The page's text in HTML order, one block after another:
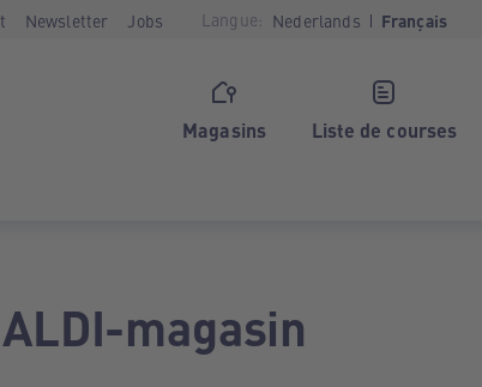
Newsletter Jobs Langue: Nederlands Français
Magasins Liste de courses
magasin